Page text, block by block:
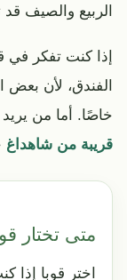
الربيع والصيف
إذا كنت تفكر في
الفندق، لأن بعض
خاصًا. أما من يريد
قريبة من شاهداغ
متى تختار
اختر قوبا إذا